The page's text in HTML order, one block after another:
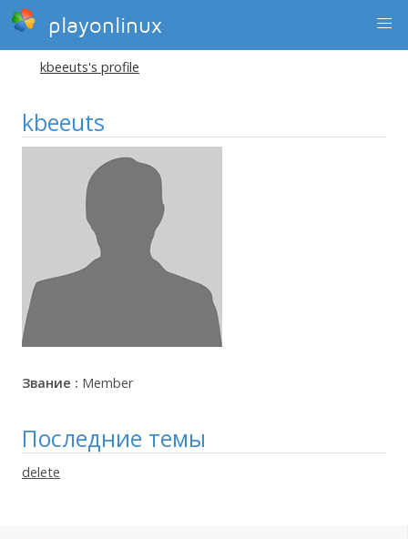
playonlinux
kbeeuts's profile
kbeeuts
Звание : Member
Последние темы
delete